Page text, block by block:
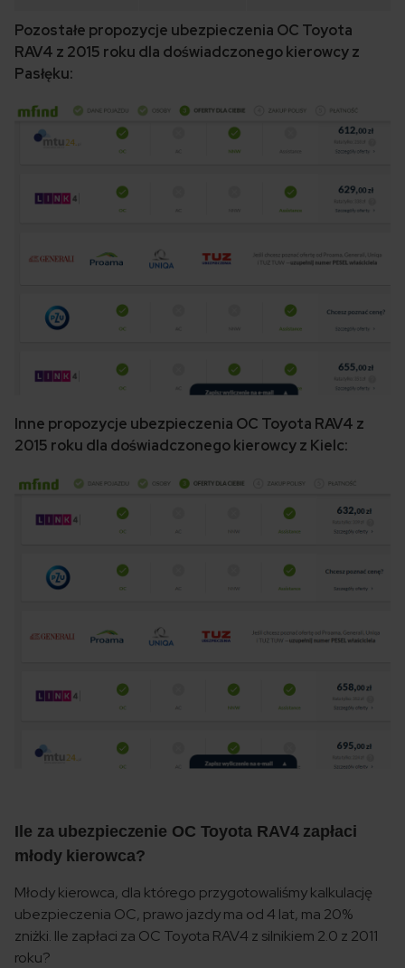
Pozostałe propozycje ubezpieczenia OC Toyota
RAV4 z 2015 roku dla doświadczonego kierowcy z
Pasłęku:
Inne propozycje ubezpieczenia OC Toyota RAV4 z
2015 roku dla doświadczonego kierowcy z Kielc:
Ile za ubezpieczenie OC Toyota RAV4 zapłaci
młody kierowca?
Młody kierowca, dla którego przygotowaliśmy kalkulację
ubezpieczenia OC, prawo jazdy ma od 4 lat, ma 20%
zniżki. Ile zapłaci za OC Toyota RAV4 z silnikiem 2.0 z 2011
roku?